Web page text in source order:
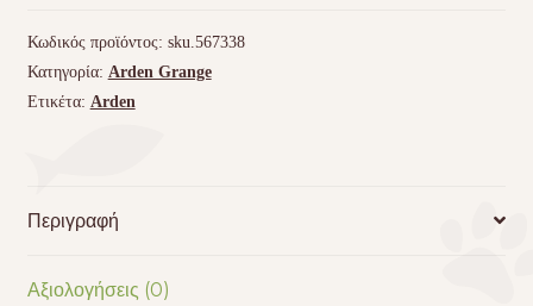
Κωδικός προϊόντος: sku.567338
Κατηγορία: Arden Grange
Ετικέτα: Arden
Περιγραφή
Αξιολογήσεις (0)